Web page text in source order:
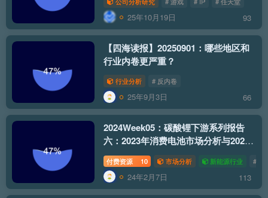
25年10月19日 93
【四海读报】20250901：哪些地区和
行业内卷更严重？
行业分析 # 反内卷
25年9月3日 66
2024Week05：碳酸锂下游系列报告
六：2023年消费电池市场分析与2024
年展望
付费资源 10 市场分析 新能源行业 # 电
24年2月7日 113